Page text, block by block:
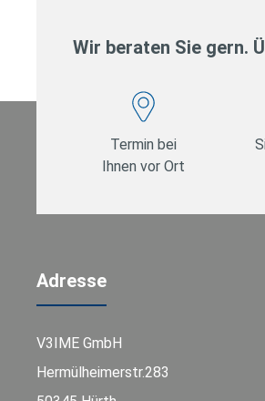
Wir beraten Sie gern.
Termin bei
Ihnen vor Ort
Adresse
V3IME GmbH
Hermülheimerstr.283